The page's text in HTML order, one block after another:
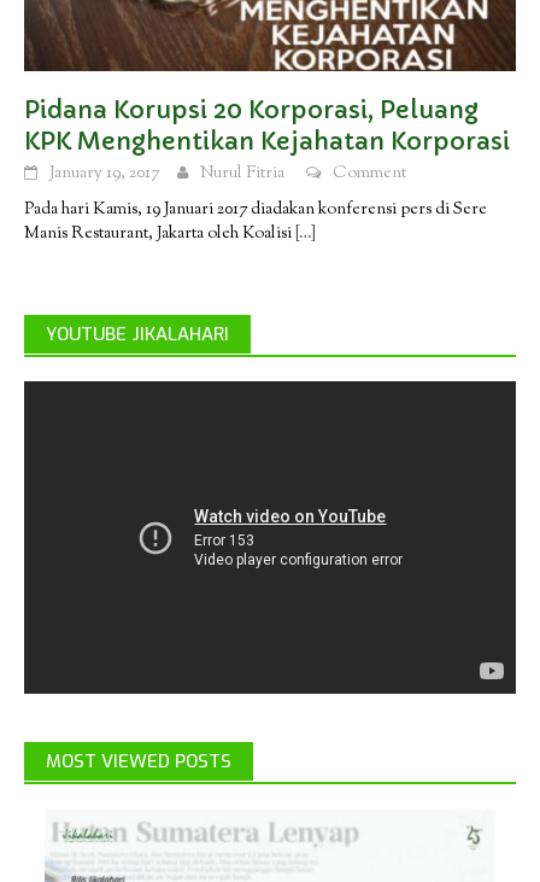
Pidana Korupsi 20 Korporasi, Peluang
KPK Menghentikan Kejahatan Korporasi
January 19, 2017 Nurul Fitria
Comment
Pada hari Kamis, 19 Januari 2017 diadakan konferensi pers di Sere
Manis Restaurant, Jakarta oleh Koalisi […]
YOUTUBE JIKALAHARI
MOST VIEWED POSTS